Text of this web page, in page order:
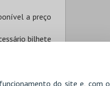
do site e, com o
a preço
bilhete